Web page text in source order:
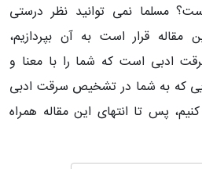
مسلما نمی توانید نظر درستی
قرار است به آن بپردازیم،
ادبی است که شما را با معنا و
که به شما در تشخیص سرقت ادبی
پس تا انتهای این مقاله همراه